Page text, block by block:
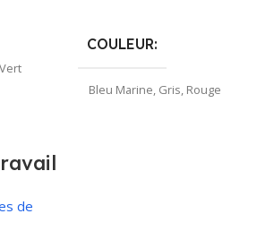
Vert
COULEUR
Bleu Marine, Gris, Rouge
de